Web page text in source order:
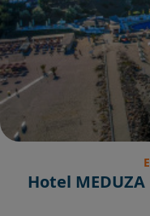
Hotel MEDUZA